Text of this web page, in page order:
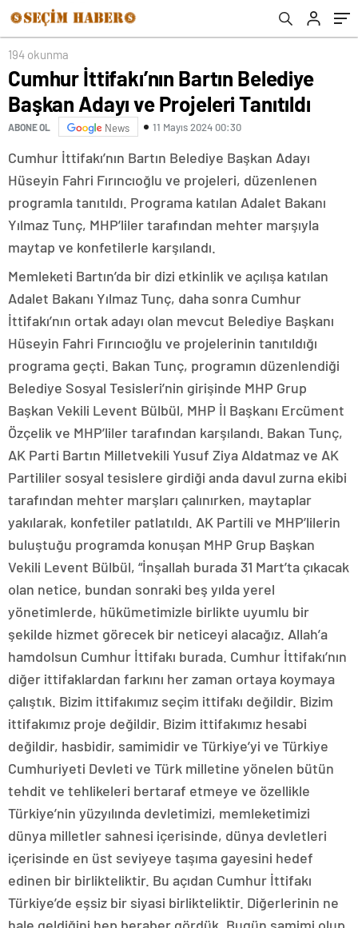
194 okunma
Cumhur İttifakı’nın Bartın Belediye
Başkan Adayı ve Projeleri Tanıtıldı
ABONE OL News 11 Mayıs 2024 00:30
Cumhur İttifakı’nın Bartın Belediye Başkan Adayı
Hüseyin Fahri Fırıncıoğlu ve projeleri, düzenlenen
programla tanıtıldı. Programa katılan Adalet Bakanı
Yılmaz Tunç, MHP’liler tarafından mehter marşıyla
maytap ve konfetilerle karşılandı.
Memleketi Bartın’da bir dizi etkinlik ve açılışa katılan
Adalet Bakanı Yılmaz Tunç, daha sonra Cumhur
İttifakı’nın ortak adayı olan mevcut Belediye Başkanı
Hüseyin Fahri Fırıncıoğlu ve projelerinin tanıtıldığı
programa geçti. Bakan Tunç, programın düzenlendiği
Belediye Sosyal Tesisleri’nin girişinde MHP Grup
Başkan Vekili Levent Bülbül, MHP İl Başkanı Ercüment
Özçelik ve MHP’liler tarafından karşılandı. Bakan Tunç,
AK Parti Bartın Milletvekili Yusuf Ziya Aldatmaz ve AK
Partililer sosyal tesislere girdiği anda davul zurna ekibi
tarafından mehter marşları çalınırken, maytaplar
yakılarak, konfetiler patlatıldı. AK Partili ve MHP’lilerin
buluştuğu programda konuşan MHP Grup Başkan
Vekili Levent Bülbül, “İnşallah burada 31 Mart’ta çıkacak
olan netice, bundan sonraki beş yılda yerel
yönetimlerde, hükümetimizle birlikte uyumlu bir
şekilde hizmet görecek bir neticeyi alacağız. Allah’a
hamdolsun Cumhur İttifakı burada. Cumhur İttifakı’nın
diğer ittifaklardan farkını her zaman ortaya koymaya
çalıştık. Bizim ittifakımız seçim ittifakı değildir. Bizim
ittifakımız proje değildir. Bizim ittifakımız hesabi
değildir, hasbidir, samimidir ve Türkiye’yi ve Türkiye
Cumhuriyeti Devleti ve Türk milletine yönelen bütün
tehdit ve tehlikeleri bertaraf etmeye ve özellikle
Türkiye’nin yüzyılında devletimizi, memleketimizi
dünya milletler sahnesi içerisinde, dünya devletleri
içerisinde en üst seviyeye taşıma gayesini hedef
edinen bir birlikteliktir. Bu açıdan Cumhur İttifakı
Türkiye’de eşsiz bir siyasi birlikteliktir. Diğerlerinin ne